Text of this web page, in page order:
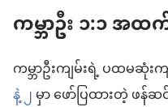
ကမ္ဘာဦး ၁:၁ အ
ကမ္ဘာဦးကျမ်းရဲ့ ပထမဆုံး
နဲ့၂မှာ ဖော်ပြထားတဲ့ ဖ